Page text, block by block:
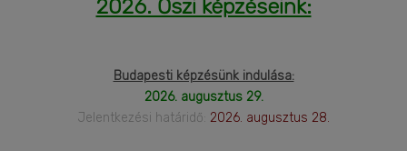
2026. Őszi képzéseink:
Budapesti képzésünk indulása:
2026. augusztus 29.
Jelentkezési határidő: 2026. augusztus 28.